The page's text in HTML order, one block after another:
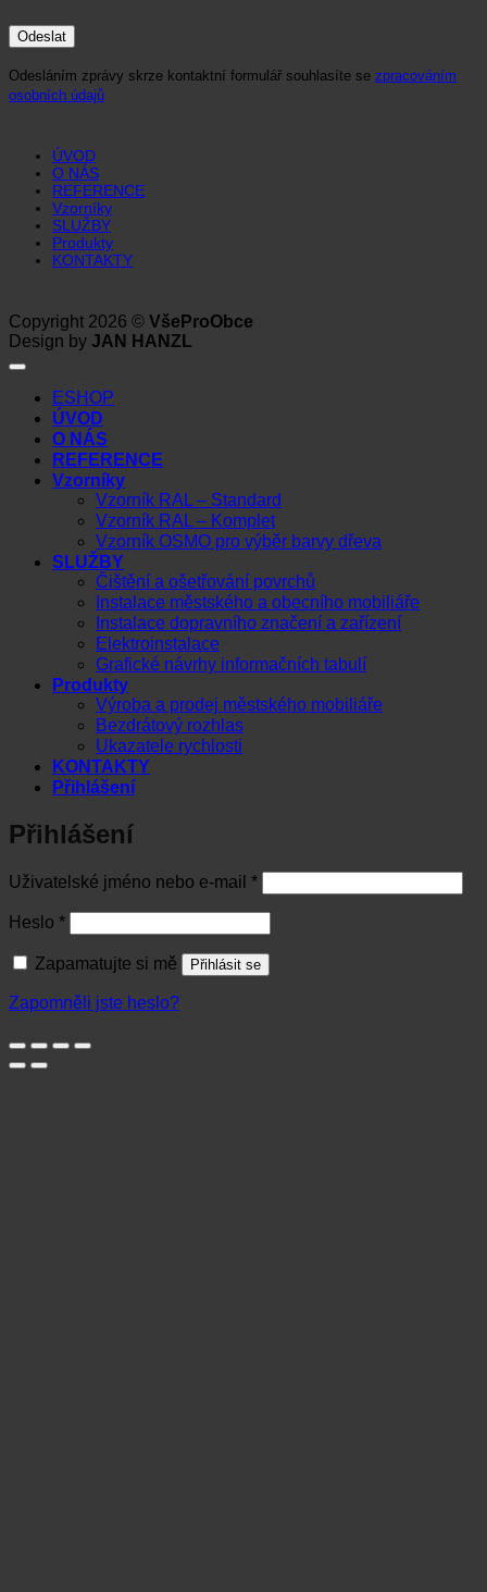
Odesláním zprávy skrze kontaktní formulář souhlasíte se zpracováním
osobních údajů
ÚVOD
O NÁS
REFERENCE
Vzorníky
SLUŽBY
Produkty
KONTAKTY
Copyright 2026 © VšeProObce
Design by JAN HANZL
ESHOP
ÚVOD
O NÁS
REFERENCE
Vzorníky
Vzorník RAL – Standard
Vzorník RAL – Komplet
Vzorník OSMO pro výběr barvy dřeva
SLUŽBY
Čištění a ošetřování povrchů
Instalace městského a obecního mobiliáře
Instalace dopravního značení a zařízení
Elektroinstalace
Grafické návrhy informačních tabulí
Produkty
Výroba a prodej městského mobiliáře
Bezdrátový rozhlas
Ukazatele rychlosti
KONTAKTY
Přihlášení
Přihlášení
Uživatelské jméno nebo e-mail *Povinné
Heslo *Povinné
Zapamatujte si mě Přihlásit se
Zapomněli jste heslo?